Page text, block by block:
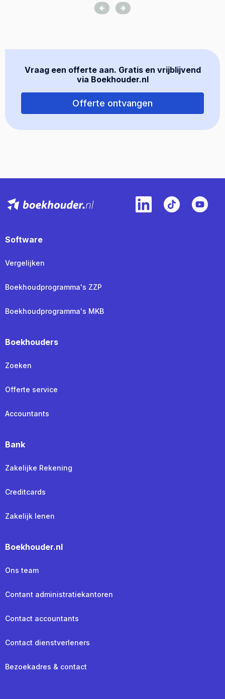
Vraag een offerte aan. Gratis en vrijblijvend
via Boekhouder.nl
Offerte ontvangen
Software
Vergelijken
Boekhoudprogramma's ZZP
Boekhoudprogramma's MKB
Boekhouders
Zoeken
Offerte service
Accountants
Bank
Zakelijke Rekening
Creditcards
Zakelijk lenen
Boekhouder.nl
Ons team
Contant administratiekantoren
Contact accountants
Contact dienstverleners
Bezoekadres & contact